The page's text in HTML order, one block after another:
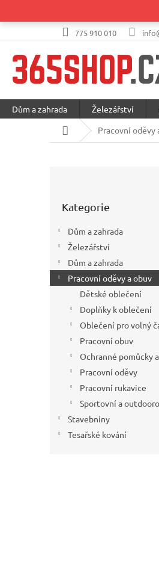
775 910 010
Dům a zahrada Železářství
Domů
Pracovní oděvy
kategorie
Kategorie
Dům a zahrada
Železářství
Dům a zahrada
Pracovní oděvy a obuv
Dětské oblečení
Doplňky k oblečení
Oblečení pro volný
Pracovní obuv
Ochranné pomůcky
Pracovní oděvy
Pracovní rukavice
Sportovní a
Stavebniny
Tesařské kování